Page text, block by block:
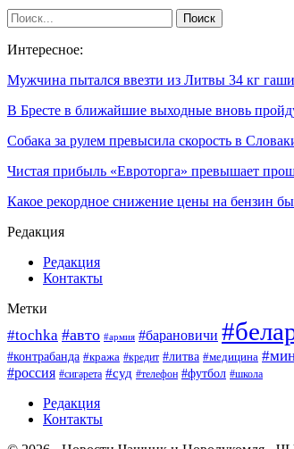
Интересное:
Мужчина пытался ввезти из Литвы 34 кг
В Бресте в ближайшие выходные вновь
Собака за рулем превысила скорость в
Чистая прибыль «Евроторга» превышает
Какое рекордное снижение цены на бензин
Редакция
Редакция
Контакты
Метки
#tochka #авто #армия #барановичи
#контрабанда #кража #кредит #литва #медицина
#россия #сигарета #суд #телефон #футбол #школа
Редакция
Контакты